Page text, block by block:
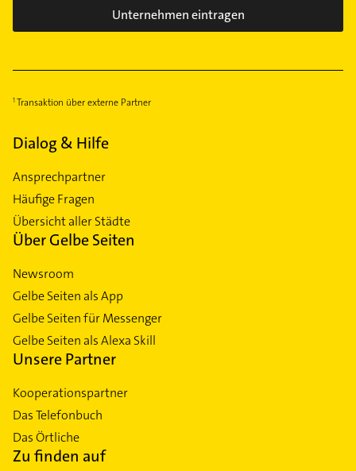
Unternehmen eintragen
Transaktion über externe Partner
Dialog & Hilfe
Ansprechpartner
Häufige Fragen
Übersicht aller Städte
Über Gelbe Seiten
Newsroom
Gelbe Seiten als App
Gelbe Seiten für Messenger
Gelbe Seiten als Alexa Skill
Unsere Partner
Kooperationspartner
Das Telefonbuch
Das Örtliche
Zu finden auf